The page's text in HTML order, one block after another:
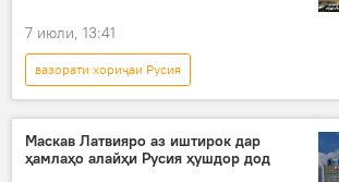
7 июли, 13:41
вазорати хориҷаи Русия
Украина
Балтика
Русия
Аврупо
Маскав амалиёти вижа
Маскав Латвияро аз иштирок дар
ҳамлаҳо алайҳи Русия ҳушдор дод